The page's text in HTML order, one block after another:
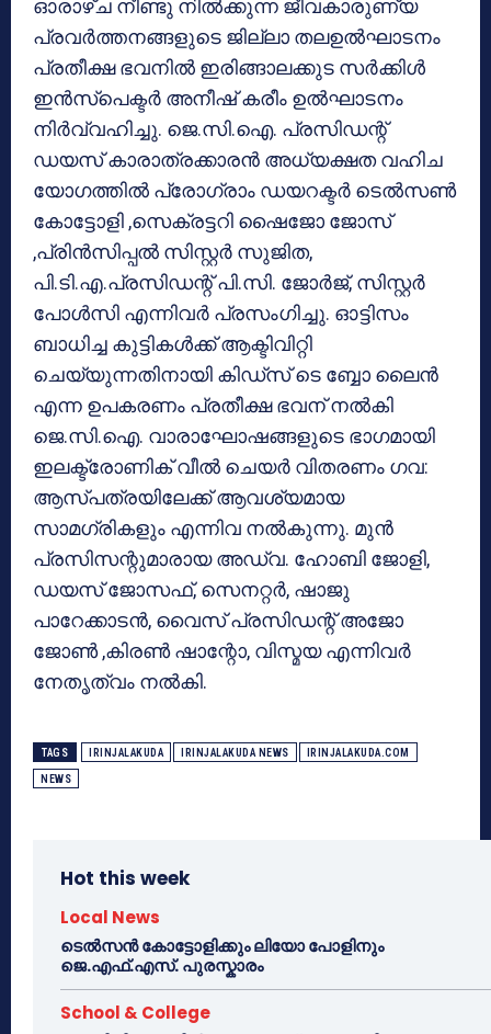
ഓരാഴ്ച നീണ്ടു നിൽക്കുന്ന ജീവകാരുണ്യ
പ്രവർത്തനങ്ങളുടെ ജില്ലാ തലഉൽഘാടനം
പ്രതീക്ഷ ഭവനിൽ ഇരിങ്ങാലക്കുട സർക്കിൾ
ഇൻസ്പെക്ടർ അനീഷ് കരീം ഉൽഘാടനം
നിർവ്വഹിച്ചു. ജെ.സി.ഐ. പ്രസിഡന്റ്
ഡയസ് കാരാത്രക്കാരൻ അധ്യക്ഷത വഹിച
യോഗത്തിൽ പ്രോഗ്രാം ഡയറക്ടർ ടെൽസൺ
കോട്ടോളി ,സെക്രട്ടറി ഷൈജോ ജോസ്
,പ്രിൻസിപ്പൽ സിസ്റ്റർ സുജിത,
പി.ടി.എ.പ്രസിഡന്റ് പി.സി. ജോർജ്, സിസ്റ്റർ
പോൾസി എന്നിവർ പ്രസംഗിച്ചു. ഓട്ടിസം
ബാധിച്ച കുട്ടികൾക്ക് ആക്ടിവിറ്റി
ചെയ്യുന്നതിനായി കിഡ്സ് ടെ ബ്ബോ ലൈൻ
എന്ന ഉപകരണം പ്രതീക്ഷ ഭവന് നൽകി
ജെ.സി.ഐ. വാരാഘോഷങ്ങളുടെ ഭാഗമായി
ഇലക്ട്രോണിക് വീൽ ചെയർ വിതരണം ഗവ:
ആസ്പത്രയിലേക്ക് ആവശ്യമായ
സാമഗ്രികളും എന്നിവ നൽകുന്നു. മുൻ
പ്രസിസന്റുമാരായ അഡ്വ. ഹോബി ജോളി,
ഡയസ് ജോസഫ്, സെനറ്റർ, ഷാജു
പാറേക്കാടൻ, വൈസ് പ്രസിഡന്റ് അജോ
ജോൺ ,കിരൺ ഷാന്റോ, വിസ്മയ എന്നിവർ
നേതൃത്വം നൽകി.
TAGS IRINJALAKUDA IRINJALAKUDA NEWS IRINJALAKUDA.COM
NEWS
Hot this week
Local News
ടെൽസൻ കോട്ടോളിക്കും ലിയോ പോളിനും
ജെ.എഫ്.എസ്. പുരസ്കാരം
School & College